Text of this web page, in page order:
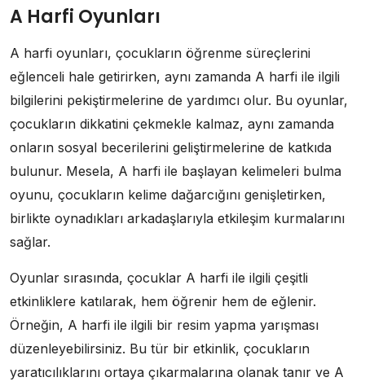
A Harfi Oyunları
A harfi oyunları, çocukların öğrenme süreçlerini
eğlenceli hale getirirken, aynı zamanda A harfi ile ilgili
bilgilerini pekiştirmelerine de yardımcı olur. Bu oyunlar,
çocukların dikkatini çekmekle kalmaz, aynı zamanda
onların sosyal becerilerini geliştirmelerine de katkıda
bulunur. Mesela, A harfi ile başlayan kelimeleri bulma
oyunu, çocukların kelime dağarcığını genişletirken,
birlikte oynadıkları arkadaşlarıyla etkileşim kurmalarını
sağlar.
Oyunlar sırasında, çocuklar A harfi ile ilgili çeşitli
etkinliklere katılarak, hem öğrenir hem de eğlenir.
Örneğin, A harfi ile ilgili bir resim yapma yarışması
düzenleyebilirsiniz. Bu tür bir etkinlik, çocukların
yaratıcılıklarını ortaya çıkarmalarına olanak tanır ve A